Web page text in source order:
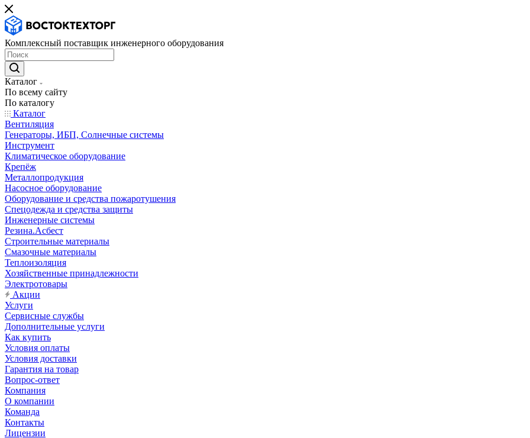
Комплексный поставщик инженерного оборудования
Каталог
По всему сайту
По каталогу
Каталог
Вентиляция
Генераторы, ИБП, Солнечные системы
Инструмент
Климатическое оборудование
Крепёж
Металлопродукция
Насосное оборудование
Оборудование и средства пожаротушения
Спецодежда и средства защиты
Инженерные системы
Резина.Асбест
Строительные материалы
Смазочные материалы
Теплоизоляция
Хозяйственные принадлежности
Электротовары
Акции
Услуги
Сервисные службы
Дополнительные услуги
Как купить
Условия оплаты
Условия доставки
Гарантия на товар
Вопрос-ответ
Компания
О компании
Команда
Контакты
Лицензии